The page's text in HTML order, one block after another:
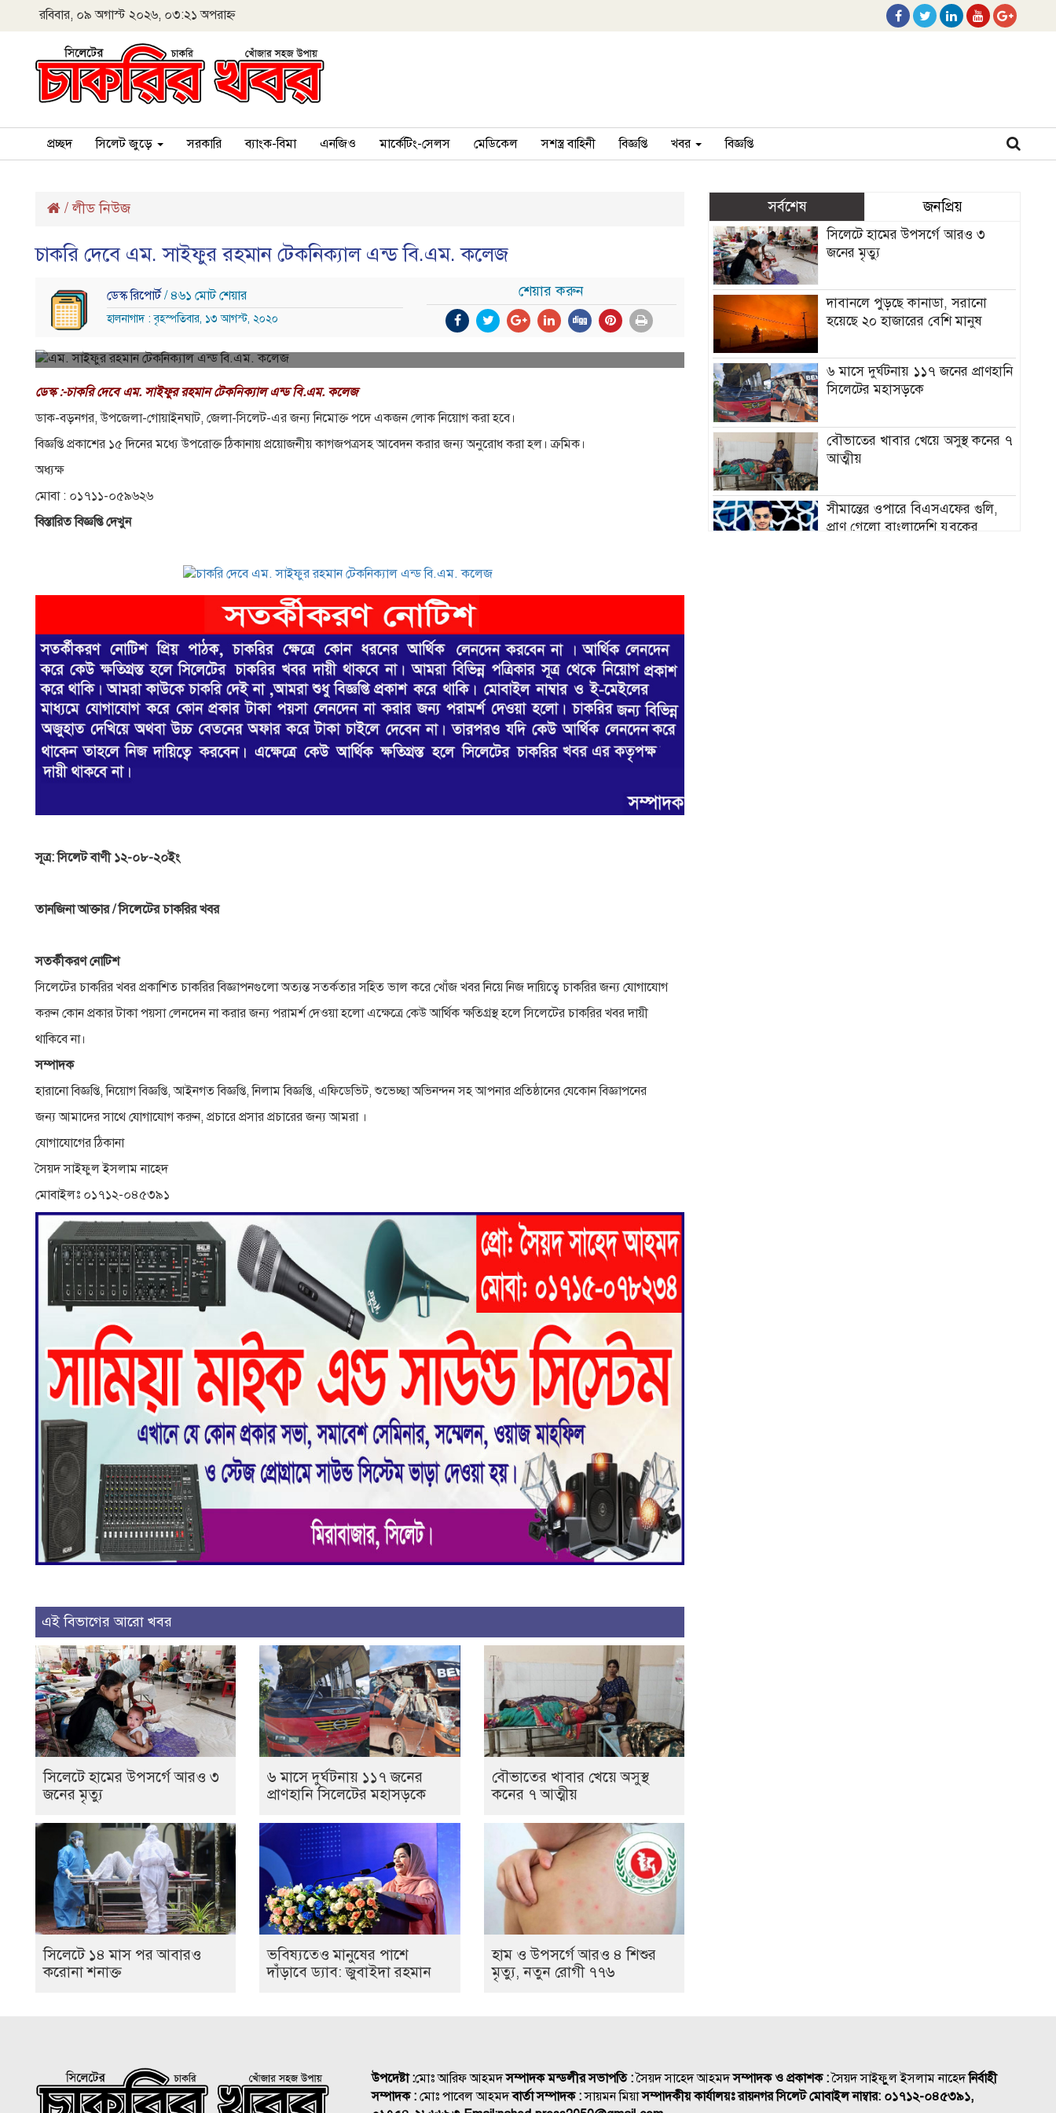
রবিবার, ০৯ অগাস্ট ২০২৬, ০৩:২১ অপরাহ্ন
প্রচ্ছদ সিলেট জুড়ে সরকারি ব্যাংক-বিমা এনজিও মার্কেটিং-সেলস মেডিকেল সশস্ত্র বাহিনী বিজ্ঞপ্তি খবর বিজ্ঞপ্তি
/লীড নিউজ
চাকরি দেবে এম. সাইফুর রহমান টেকনিক্যাল এন্ড বি.এম. কলেজ
ডেস্ক রিপোর্ট/ ৪৬১ মোট শেয়ার
হালনাগাদ : বৃহস্পতিবার, ১৩ আগস্ট, ২০২০
শেয়ার করুন
ডেস্ক :-চাকরি দেবে এম. সাইফুর রহমান টেকনিক্যাল এন্ড বি.এম. কলেজ
ডাক-বড়নগর, উপজেলা-গােয়াইনঘাট, জেলা-সিলেট-এর জন্য নিমােক্ত পদে একজন লােক নিয়ােগ করা হবে।
বিজ্ঞপ্তি প্রকাশের ১৫ দিনের মধ্যে উপরােক্ত ঠিকানায় প্রয়ােজনীয় কাগজপত্রসহ আবেদন করার জন্য অনুরােধ করা হল। ক্রমিক।
অধ্যক্ষ
মােবা : ০১৭১১-০৫৯৬২৬
বিস্তারিত বিজ্ঞপ্তি দেখুন
সূত্র: সিলেট বাণী ১২-০৮-২০ইং
তানজিনা আক্তার / সিলেটের চাকরির খবর
সতর্কীকরণ নােটিশ
সিলেটের চাকরির খবর প্রকাশিত চাকরির বিজ্ঞাপনগুলাে অত্যন্ত সতর্কতার সহিত ভাল করে খোঁজ খবর নিয়ে নিজ দায়িত্বে চাকরির জন্য যােগাযােগ
করুন কোন প্রকার টাকা পয়সা লেনদেন না করার জন্য পরামর্শ দেওয়া হলাে এক্ষেত্রে কেউ আর্থিক ক্ষতিগ্রস্থ হলে সিলেটের চাকরির খবর দায়ী
থাকিবে না।
সম্পাদক
হারানো বিজ্ঞপ্তি, নিয়োগ বিজ্ঞপ্তি, আইনগত বিজ্ঞপ্তি, নিলাম বিজ্ঞপ্তি, এফিডেভিট, শুভেচ্ছা অভিনন্দন সহ আপনার প্রতিষ্ঠানের যেকোন বিজ্ঞাপনের
জন্য আমাদের সাথে যোগাযোগ করুন, প্রচারে প্রসার প্রচারের জন্য আমরা ।
যোগাযোগের ঠিকানা
সৈয়দ সাইফুল ইসলাম নাহেদ
মোবাইলঃ ০১৭১২-০৪৫৩৯১
এই বিভাগের আরো খবর
সিলেটে হামের উপসর্গে আরও ৩
জনের মৃত্যু
৬ মাসে দুর্ঘটনায় ১১৭ জনের
প্রাণহানি সিলেটের মহাসড়কে
বৌভাতের খাবার খেয়ে অসুস্থ
কনের ৭ আত্মীয়
সিলেটে ১৪ মাস পর আবারও
করোনা শনাক্ত
ভবিষ্যতেও মানুষের পাশে
দাঁড়াবে ড্যাব: জুবাইদা রহমান
হাম ও উপসর্গে আরও ৪ শিশুর
মৃত্যু, নতুন রোগী ৭৭৬
সর্বশেষ জনপ্রিয়
সিলেটে হামের উপসর্গে আরও ৩
জনের মৃত্যু
দাবানলে পুড়ছে কানাডা, সরানো
হয়েছে ২০ হাজারের বেশি মানুষ
৬ মাসে দুর্ঘটনায় ১১৭ জনের প্রাণহানি
সিলেটের মহাসড়কে
বৌভাতের খাবার খেয়ে অসুস্থ কনের ৭
আত্মীয়
সীমান্তের ওপারে বিএসএফের গুলি,
প্রাণ গেলো বাংলাদেশি যুবকের
উপদেষ্টা :মোঃ আরিফ আহমদসম্পাদক মন্ডলীর সভাপতি :সৈয়দ সাহেদ আহমদসম্পাদক ও প্রকাশক :সৈয়দ সাইফুুল ইসলাম নাহেদনির্বাহী
সম্পাদক : মোঃ পাবেল আহমদবার্তা সম্পাদক :সায়মন মিয়াসম্পাদকীয় কার্যালয়ঃ রায়নগর সিলেটমোবাইল নাম্বার: ০১৭১২-০৪৫৩৯১,